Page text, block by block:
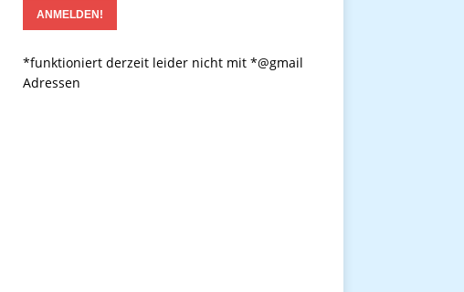
*funktioniert derzeit leider nicht mit *@gmail
Adressen